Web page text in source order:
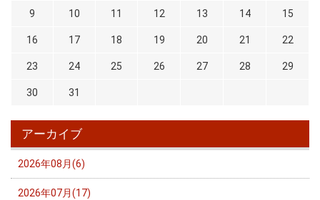
9 10 11 12 13 14 15
16 17 18 19 20 21 22
23 24 25 26 27 28 29
30 31
アーカイブ
2026年08月(6)
2026年07月(17)